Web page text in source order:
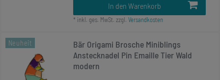
In den Warenkorb
* inkl. ges. MwSt. zzgl. Versandkosten
Neuheit
Bär Origami Brosche Miniblings
Anstecknadel Pin Emaille Tier Wald
modern